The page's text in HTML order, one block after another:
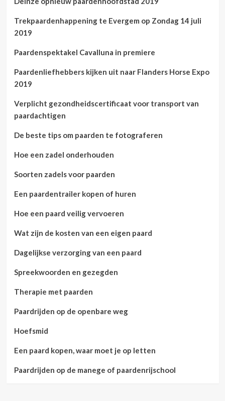
Trekpaardenhappening te Evergem op Zondag 14 juli
2019
Paardenspektakel Cavalluna in premiere
Paardenliefhebbers kijken uit naar Flanders Horse Expo
2019
Verplicht gezondheidscertificaat voor transport van
paardachtigen
De beste tips om paarden te fotograferen
Hoe een zadel onderhouden
Soorten zadels voor paarden
Een paardentrailer kopen of huren
Hoe een paard veilig vervoeren
Wat zijn de kosten van een eigen paard
Dagelijkse verzorging van een paard
Spreekwoorden en gezegden
Therapie met paarden
Paardrijden op de openbare weg
Hoefsmid
Een paard kopen, waar moet je op letten
Paardrijden op de manege of paardenrijschool